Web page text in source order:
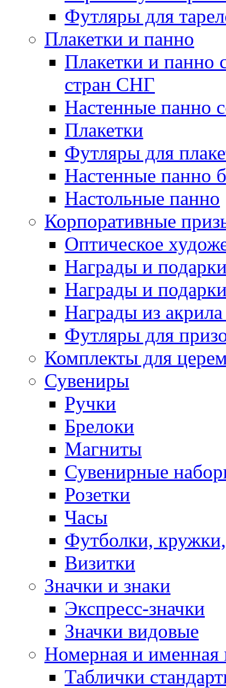
Футляры для
Плакетки и панно
Плакетки и панно
стран СНГ
Настенные панно
Плакетки
Футляры для
Настенные панно
Настольные панно
Корпоративные
Оптическое
Награды и
Награды и
Награды из акрила
Футляры для
Комплекты для
Сувениры
Ручки
Брелоки
Магниты
Сувенирные
Розетки
Часы
Футболки,
Визитки
Значки и знаки
Экспресс-значки
Значки видовые
Номерная и именная
Таблички